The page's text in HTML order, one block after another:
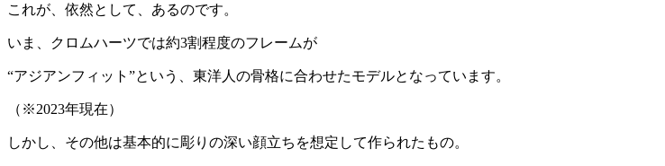
これが、依然として、あるのです。
いま、クロムハーツでは約3割程度のフレームが
“アジアンフィット”という、東洋人の骨格に合わせたモデルとなっています。
（※2023年現在）
しかし、その他は基本的に彫りの深い顔立ちを想定して作られたもの。